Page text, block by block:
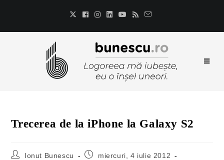
Trecerea de la iPhone la Galaxy S2
Ionut Bunescu
miercuri, 4 iulie 2012